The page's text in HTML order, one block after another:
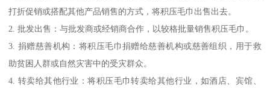
打折促销或搭配其他产品销售的方式，将积压毛巾出售出去。
2. 批发出售：与批发商或经销商合作，以较格批量销售积压毛巾。
3. 捐赠慈善机构：将积压毛巾捐赠给慈善机构或慈善组织，用于救
助贫困人群或自然灾害中的受灾群众。
4. 转卖给其他行业：将积压毛巾转卖给其他行业，如酒店、宾馆、